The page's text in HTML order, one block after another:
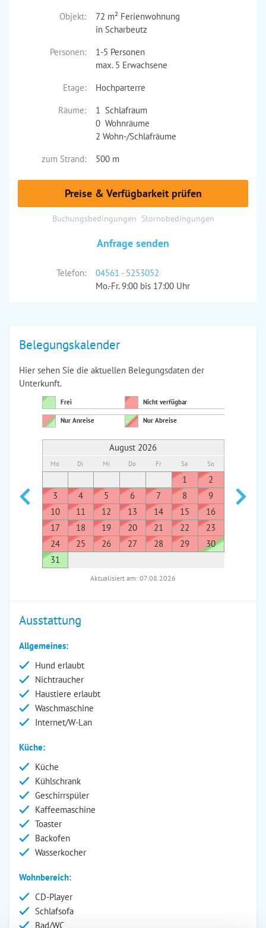
Objekt:
72 m² Ferienwohnung
in Scharbeutz
Personen:
1-5 Personen
max. 5 Erwachsene
Etage:
Hochparterre
Räume:
1 Schlafraum
0 Wohnräume
2 Wohn-/Schlafräume
zum Strand:
500 m
Preise & Verfügbarkeit prüfen
Buchungsbedingungen Stornobedingungen
Anfrage senden
Telefon:
04561 - 5253052
Mo.-Fr. 9:00 bis 17:00 Uhr
Belegungskalender
Hier sehen Sie die aktuellen Belegungsdaten der
Unterkunft.
Frei Nicht verfügbar
Nur Anreise Nur Abreise
August 2026
Mo Di Mi Do Fr Sa So
1
2
3
4 5 6 7 8
9
10
11 12 13 14 15
16
17
18 19 20 21 22
23
24
25 26 27 28 29
30
31
7
Aktualisiert am: 07.08.2026
Ausstattung
Allgemeines:
Hund erlaubt
Nichtraucher
Haustiere erlaubt
Waschmaschine
Internet/W-Lan
Küche:
Küche
Kühlschrank
Geschirrspüler
Kaffeemaschine
Toaster
Backofen
Wasserkocher
Wohnbereich:
CD-Player
Schlafsofa
Bad/WC